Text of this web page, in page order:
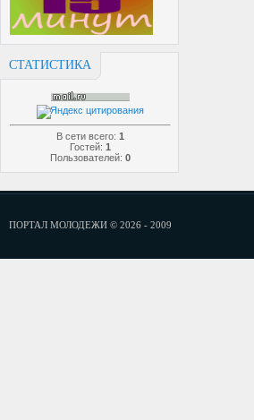
СТАТИСТИКА
В сети всего: 1
Гостей: 1
Пользователей: 0
ПОРТАЛ МОЛОДЕЖИ © 2026 - 2009